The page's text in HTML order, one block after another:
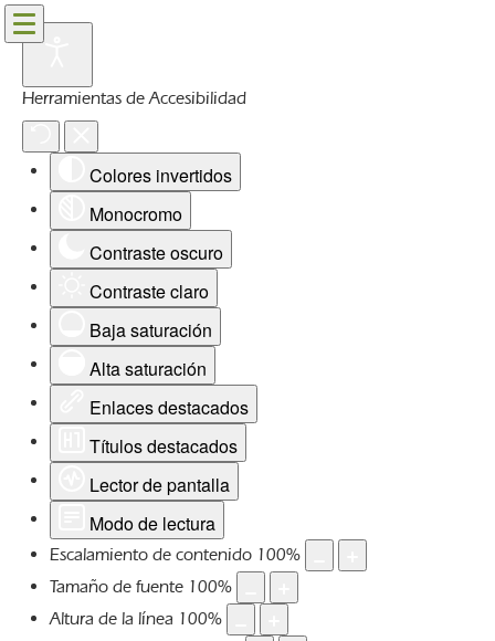
Herramientas de Accesibilidad
Colores invertidos
Monocromo
Contraste oscuro
Contraste claro
Baja saturación
Alta saturación
Enlaces destacados
Títulos destacados
Lector de pantalla
Modo de lectura
Escalamiento de contenido 100%
Tamaño de fuente 100%
Altura de la línea 100%